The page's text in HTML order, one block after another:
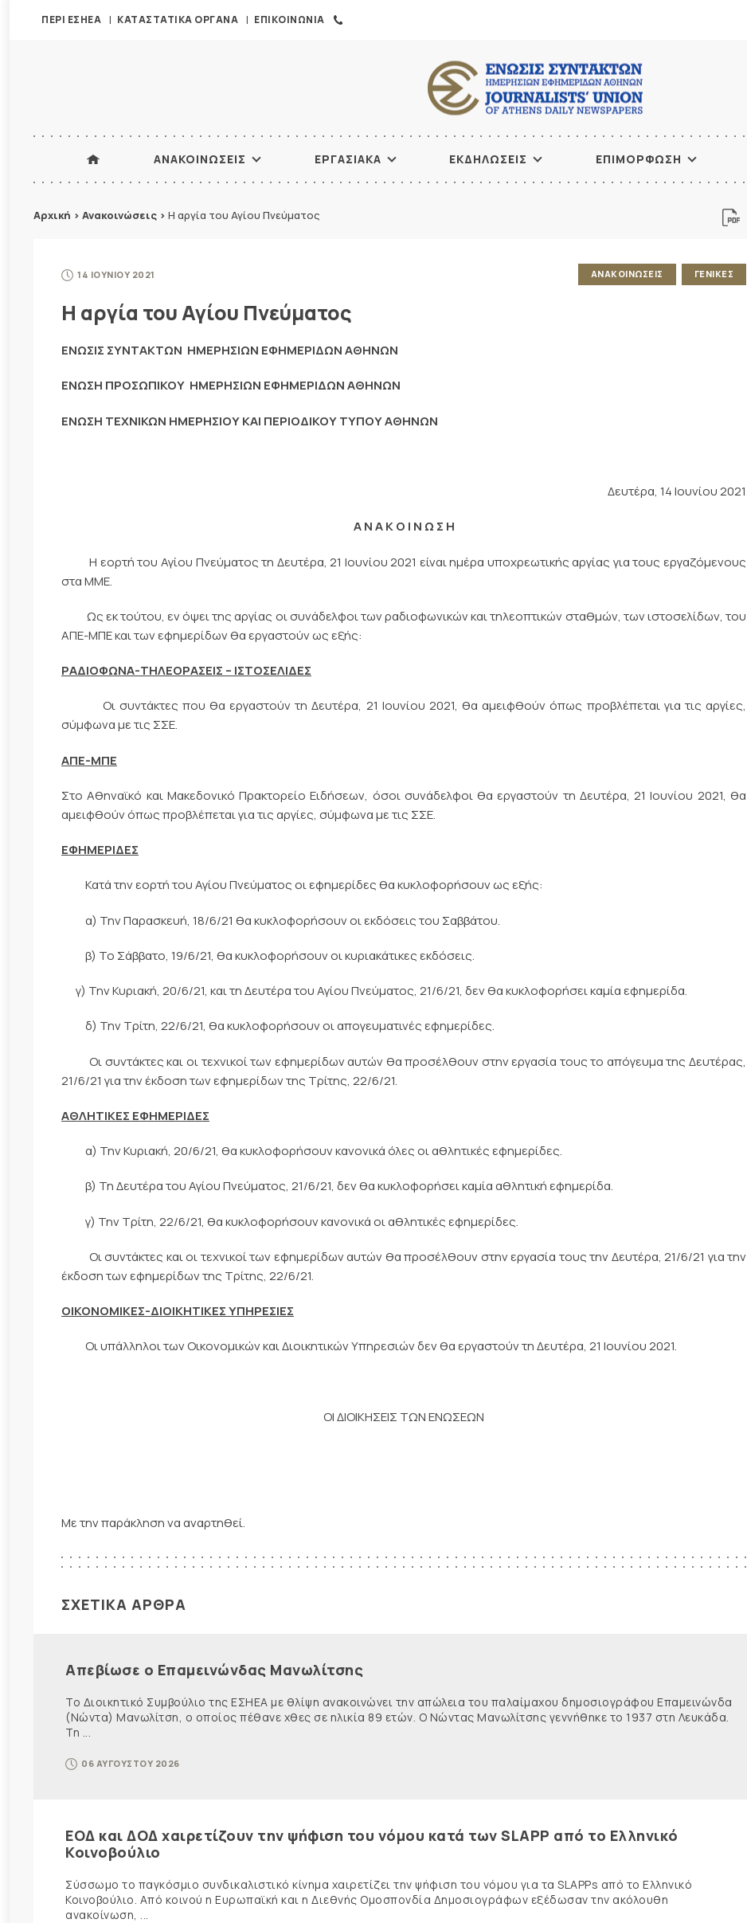
ΠΕΡΙ ΕΣΗΕΑ ΚΑΤΑΣΤΑΤΙΚΑ ΟΡΓΑΝΑ ΕΠΙΚΟΙΝΩΝΙΑ
ΑΝΑΚΟΙΝΩΣΕΙΣ ΕΡΓΑΣΙΑΚΑ ΕΚΔΗΛΩΣΕΙΣ ΕΠΙΜΟΡΦΩΣΗ
Αρχική > Ανακοινώσεις > Η αργία του Αγίου Πνεύματος
14 ΙΟΥΝΙΟΥ 2021 ΑΝΑΚΟΙΝΩΣΕΙΣ ΓΕΝΙΚΕΣ
Η αργία του Αγίου Πνεύματος
ΕΝΩΣΙΣ ΣΥΝΤΑΚΤΩΝ ΗΜΕΡΗΣΙΩΝ ΕΦΗΜΕΡΙΔΩΝ ΑΘΗΝΩΝ
ΕΝΩΣΗ ΠΡΟΣΩΠΙΚΟΥ ΗΜΕΡΗΣΙΩΝ ΕΦΗΜΕΡΙΔΩΝ ΑΘΗΝΩΝ
ΕΝΩΣΗ ΤΕΧΝΙΚΩΝ ΗΜΕΡΗΣΙΟΥ ΚΑΙ ΠΕΡΙΟΔΙΚΟΥ ΤΥΠΟΥ ΑΘΗΝΩΝ
Δευτέρα, 14 Ιουνίου 2021
Α Ν Α Κ Ο Ι Ν Ω Σ Η
Η εορτή του Αγίου Πνεύματος τη Δευτέρα, 21 Ιουνίου 2021 είναι ημέρα υποχρεωτικής αργίας για τους εργαζόμενους
στα ΜΜΕ.
Ως εκ τούτου, εν όψει της αργίας οι συνάδελφοι των ραδιοφωνικών και τηλεοπτικών σταθμών, των ιστοσελίδων, του
ΑΠΕ-ΜΠΕ και των εφημερίδων θα εργαστούν ως εξής:
ΡΑΔΙΟΦΩΝΑ-ΤΗΛΕΟΡΑΣΕΙΣ – ΙΣΤΟΣΕΛΙΔΕΣ
Οι συντάκτες που θα εργαστούν τη Δευτέρα, 21 Ιουνίου 2021, θα αμειφθούν όπως προβλέπεται για τις αργίες,
σύμφωνα με τις ΣΣΕ.
ΑΠΕ-ΜΠΕ
Στο Αθηναϊκό και Μακεδονικό Πρακτορείο Ειδήσεων, όσοι συνάδελφοι θα εργαστούν τη Δευτέρα, 21 Ιουνίου 2021, θα
αμειφθούν όπως προβλέπεται για τις αργίες, σύμφωνα με τις ΣΣΕ.
ΕΦΗΜΕΡΙΔΕΣ
Κατά την εορτή του Αγίου Πνεύματος οι εφημερίδες θα κυκλοφορήσουν ως εξής:
α) Την Παρασκευή, 18/6/21 θα κυκλοφορήσουν οι εκδόσεις του Σαββάτου.
β) Το Σάββατο, 19/6/21, θα κυκλοφορήσουν οι κυριακάτικες εκδόσεις.
γ) Την Κυριακή, 20/6/21, και τη Δευτέρα του Αγίου Πνεύματος, 21/6/21, δεν θα κυκλοφορήσει καμία εφημερίδα.
δ) Την Τρίτη, 22/6/21, θα κυκλοφορήσουν οι απογευματινές εφημερίδες.
Οι συντάκτες και οι τεχνικοί των εφημερίδων αυτών θα προσέλθουν στην εργασία τους το απόγευμα της Δευτέρας,
21/6/21 για την έκδοση των εφημερίδων της Τρίτης, 22/6/21.
ΑΘΛΗΤΙΚΕΣ ΕΦΗΜΕΡΙΔΕΣ
α) Την Κυριακή, 20/6/21, θα κυκλοφορήσουν κανονικά όλες οι αθλητικές εφημερίδες.
β) Τη Δευτέρα του Αγίου Πνεύματος, 21/6/21, δεν θα κυκλοφορήσει καμία αθλητική εφημερίδα.
γ) Την Τρίτη, 22/6/21, θα κυκλοφορήσουν κανονικά οι αθλητικές εφημερίδες.
Οι συντάκτες και οι τεχνικοί των εφημερίδων αυτών θα προσέλθουν στην εργασία τους την Δευτέρα, 21/6/21 για την
έκδοση των εφημερίδων της Τρίτης, 22/6/21.
ΟΙΚΟΝΟΜΙΚΕΣ-ΔΙΟΙΚΗΤΙΚΕΣ ΥΠΗΡΕΣΙΕΣ
Οι υπάλληλοι των Οικονομικών και Διοικητικών Υπηρεσιών δεν θα εργαστούν τη Δευτέρα, 21 Ιουνίου 2021.
ΟΙ ΔΙΟΙΚΗΣΕΙΣ ΤΩΝ ΕΝΩΣΕΩΝ
Με την παράκληση να αναρτηθεί.
ΣΧΕΤΙΚΑ ΑΡΘΡΑ
Απεβίωσε ο Επαμεινώνδας Μανωλίτσης
Το Διοικητικό Συμβούλιο της ΕΣΗΕΑ με θλίψη ανακοινώνει την απώλεια του παλαίμαχου δημοσιογράφου Επαμεινώνδα
(Νώντα) Μανωλίτση, ο οποίος πέθανε χθες σε ηλικία 89 ετών. Ο Νώντας Μανωλίτσης γεννήθηκε το 1937 στη Λευκάδα.
Τη ...
06 ΑΥΓΟΥΣΤΟΥ 2026
ΕΟΔ και ΔΟΔ χαιρετίζουν την ψήφιση του νόμου κατά των SLAPP από το Ελληνικό
Κοινοβούλιο
Σύσσωμο το παγκόσμιο συνδικαλιστικό κίνημα χαιρετίζει την ψήφιση του νόμου για τα SLAPPs από το Ελληνικό
Κοινοβούλιο. Από κοινού η Ευρωπαϊκή και η Διεθνής Ομοσπονδία Δημοσιογράφων εξέδωσαν την ακόλουθη
ανακοίνωση, ...